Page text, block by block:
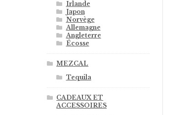
Irlande
Japon
Norvège
Allemagne
Angleterre
Écosse
MEZCAL
Tequila
CADEAUX ET
ACCESSOIRES